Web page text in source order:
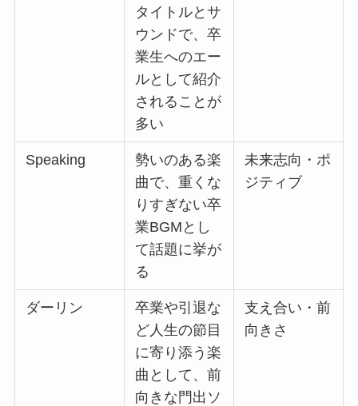
タイトルとサ
ウンドで、卒
業生へのエー
ルとして紹介
されることが
多い
Speaking
勢いのある楽
曲で、重くな
りすぎない卒
業BGMとし
て話題に挙が
る
未来志向・ポ
ジティブ
ダーリン
卒業や引退な
ど人生の節目
に寄り添う楽
曲として、前
向きな門出ソ
支え合い・前
向きさ